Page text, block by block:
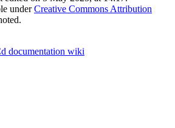
underCreative Commons Attribution
documentation wiki